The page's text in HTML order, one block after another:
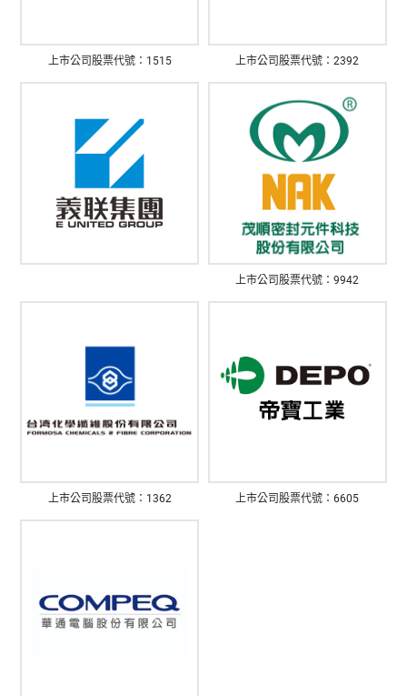
上市公司股票代號：1515 上市公司股票代號：2392
上市公司股票代號：9942
上市公司股票代號：1362 上市公司股票代號：6605